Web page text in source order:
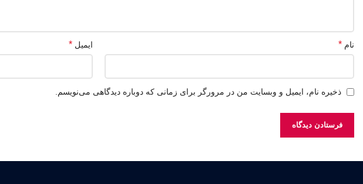
نام * ایمیل *
ذخیره نام، ایمیل و وبسایت من در مرورگر برای زمانی که دوباره دیدگاهی می‌نویسم.